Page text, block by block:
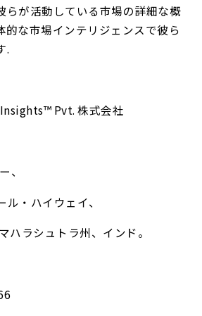
らが活動している市場の詳細な概
的な市場インテリジェンスで彼ら
.
Pvt. 株式会社
、
・ハイウェイ、
ハラシュトラ州、インド。